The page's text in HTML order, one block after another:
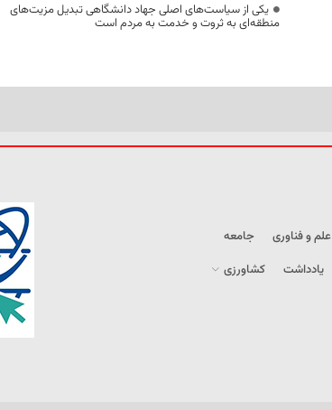
یکی از سیاست‌های اصلی جهاد دانشگاهی تبدیل مزیت‌های
منطقه‌ای به ثروت و خدمت به مردم است
علم و فناوری
جامعه
یادداشت
کشاورزی